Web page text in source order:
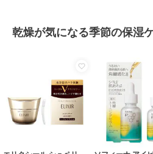
乾燥が気になる季節の保湿